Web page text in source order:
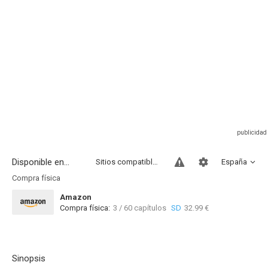
Disponible en... España
Sitios compatibles
Compra física
Amazon
Compra física: 3 / 60 capítulos SD 32.99 €
Sinopsis